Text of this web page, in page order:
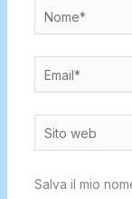
Nome*
Email*
Sito
web
Salva il mio